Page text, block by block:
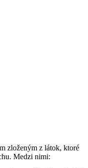
zloženým z látok, ktoré
Medzi nimi: